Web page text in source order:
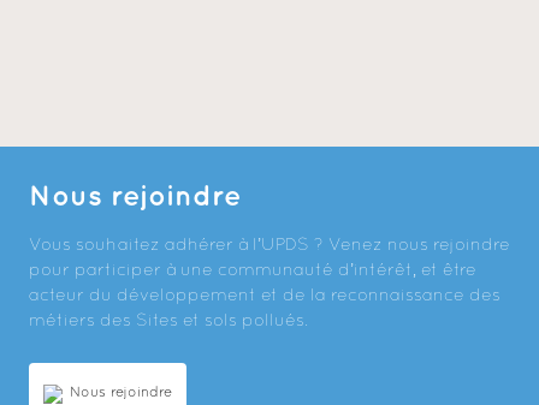
Nous rejoindre
Vous souhaitez adhérer à l’UPDS ? Venez nous rejoindre
pour participer à une communauté d’intérêt, et être
acteur du développement et de la reconnaissance des
métiers des Sites et sols pollués.
Nous rejoindre